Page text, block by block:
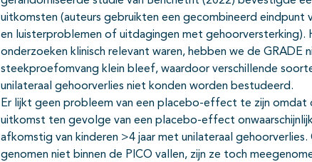
uitkomsten (auteurs gebruikten een gecombineerd eindpunt
en luisterproblemen of uitdagingen met
onderzoeken klinisch relevant waren, hebben we de
steekproefomvang klein bleef, waardoor verschillende
unilateraal gehoorverlies niet konden worden bestudeerd.
Er lijkt geen probleem van een placebo-effect te zijn
uitkomst ten gevolge van een placebo-effect
afkomstig van kinderen >4 jaar met unilateraal
genomen niet binnen de PICO vallen, zijn ze toch